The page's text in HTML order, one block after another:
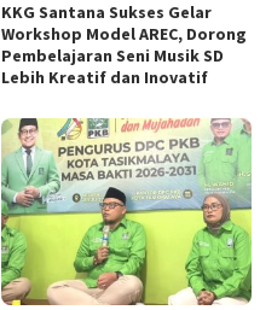
KKG Santana Sukses Gelar
Workshop Model AREC, Dorong
Pembelajaran Seni Musik SD
Lebih Kreatif dan Inovatif